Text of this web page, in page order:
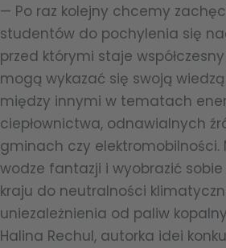
— Po raz kolejny chcemy
studentów do pochylenia się
przed którymi staje
mogą wykazać się swoją
między innymi w tematach
ciepłownictwa, odnawialnych
gminach czy elektromobilności.
wodze fantazji i wyobrazić
kraju do neutralności
uniezależnienia od paliw
Halina Rechul, autorka idei